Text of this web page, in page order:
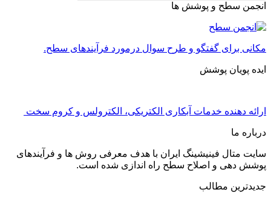
انجمن سطح و پوشش ها
مکانی برای گفتگو و طرح سوال درمورد فرآیندهای سطح.
ایده پویان پوشش
ارائه دهنده خدمات آبکاری الکتریکی، الکترولس و کروم سخت
درباره ما
سایت متال فینیشینگ ایران با هدف معرفی روش ها و فرآیندهای
پوشش دهی و اصلاح سطح راه اندازی شده است.
جدیدترین مطالب